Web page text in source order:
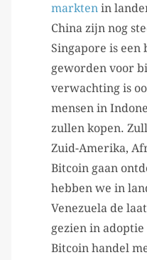
markten in
China zijn nog
Singapore is
geworden voor
verwachting is
mensen in
zullen kopen.
Zuid-Amerika,
Bitcoin gaan
hebben we in
Venezuela de
gezien in
Bitcoin handel